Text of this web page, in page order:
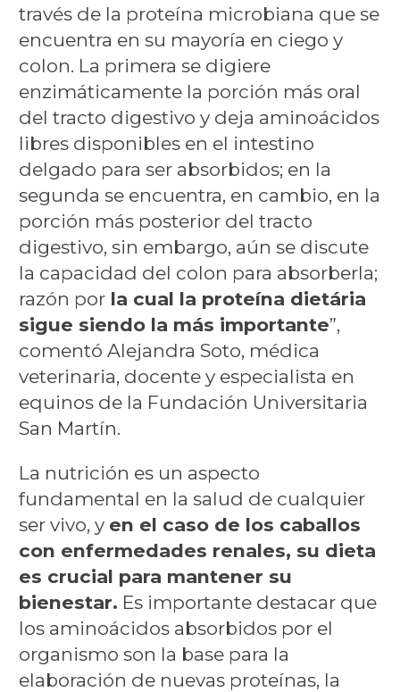
través de la proteína microbiana que se
encuentra en su mayoría en ciego y
colon. La primera se digiere
enzimáticamente la porción más oral
del tracto digestivo y deja aminoácidos
libres disponibles en el intestino
delgado para ser absorbidos; en la
segunda se encuentra, en cambio, en la
porción más posterior del tracto
digestivo, sin embargo, aún se discute
la capacidad del colon para absorberla;
razón porla cual la proteína dietária
sigue siendo la más importante”,
comentó Alejandra Soto, médica
veterinaria, docente y especialista en
equinos de la Fundación Universitaria
San Martín.
La nutrición es un aspecto
fundamental en la salud de cualquier
ser vivo, y en el caso de los caballos
con enfermedades renales, su dieta
es crucial para mantener su
bienestar. Es importante destacar que
los aminoácidos absorbidos por el
organismo son la base para la
elaboración de nuevas proteínas, la